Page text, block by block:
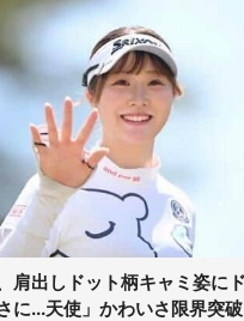
肩出しドット柄キャミ姿に
に...天使」かわいさ限界突破